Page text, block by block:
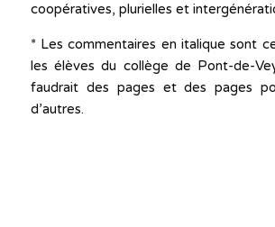
coopératives, plurielles et
* Les commentaires en italique sont
les élèves du collège de Pont-de-
faudrait des pages et des pages
d’autres.